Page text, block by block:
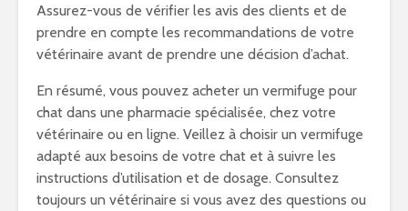
Assurez-vous de vérifier les avis des clients et de
prendre en compte les recommandations de votre
vétérinaire avant de prendre une décision d’achat.
En résumé, vous pouvez acheter un vermifuge pour
chat dans une pharmacie spécialisée, chez votre
vétérinaire ou en ligne. Veillez à choisir un vermifuge
adapté aux besoins de votre chat et à suivre les
instructions d’utilisation et de dosage. Consultez
toujours un vétérinaire si vous avez des questions ou